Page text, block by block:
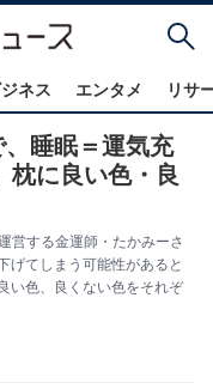
ネス エンタメ リサ
、睡眠＝運気充
枕に良い色・良
営する金運師・たかみーさ
げてしまう可能性があると
い色、良くない色をそれぞ